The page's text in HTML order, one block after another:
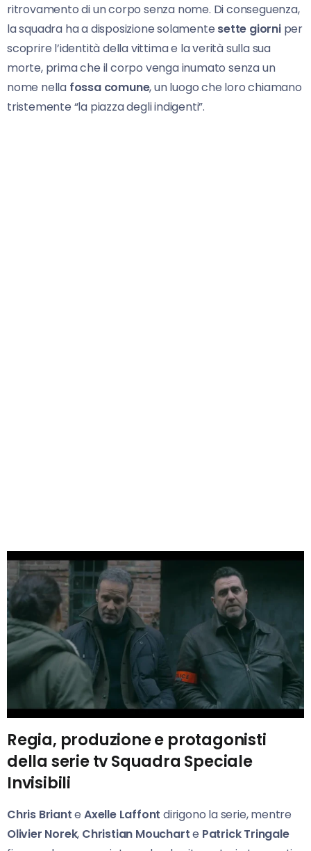
ritrovamento di un corpo senza nome. Di conseguenza,
la squadra ha a disposizione solamente sette giorniper
scoprire l’identità della vittima e la verità sulla sua
morte, prima che il corpo venga inumato senza un
nome nella fossa comune, un luogo che loro chiamano
tristemente “la piazza degli indigenti”.
Regia, produzione e protagonisti
della serie tv Squadra Speciale
Invisibili
Chris BrianteAxelle Laffont dirigono la serie, mentre
Olivier Norek, Christian Moucharte Patrick Tringale